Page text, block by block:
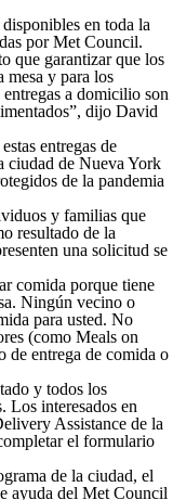
en toda la
por Met Council.
que garantizar que los
mesa y para los
a domicilio son
dijo David
entregas de
ciudad de Nueva York
de la pandemia
y familias que
resultado de la
una solicitud se
comida porque tiene
Ningún vecino o
para usted. No
(como Meals on
de entrega de comida o
y todos los
Los interesados ​​en
Assistance de la
el formulario
de la ciudad, el
ayuda del Met Council